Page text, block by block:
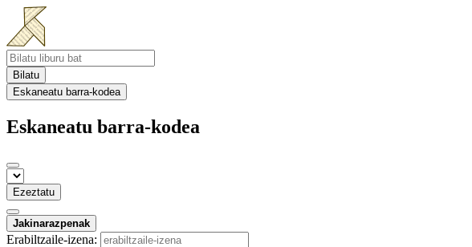
Bilatu
Eskaneatu barra-kodea
Eskaneatu barra-kodea
Ezeztatu
Jakinarazpenak
Erabiltzaile-izena: